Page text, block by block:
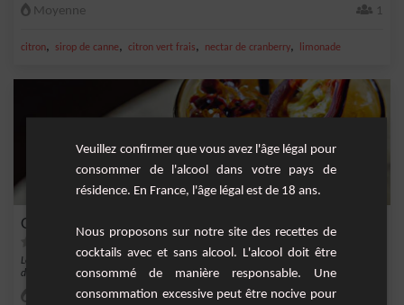
Moyenne 1
citron, sirop de canne, citron vert frais, nectar de cranberry, limonade
Golden Spicy
Le Golden Spicy est une recette de cocktail qui allie les saveurs douces et sucrées
du...
Moyenne
Veuillez confirmer que vous avez l'âge légal pour
consommer de l'alcool dans votre pays de
résidence. En France, l'âge légal est de 18 ans.
Nous proposons sur notre site des recettes de
cocktails avec et sans alcool. L'alcool doit être
consommé de manière responsable. Une
consommation excessive peut être nocive pour